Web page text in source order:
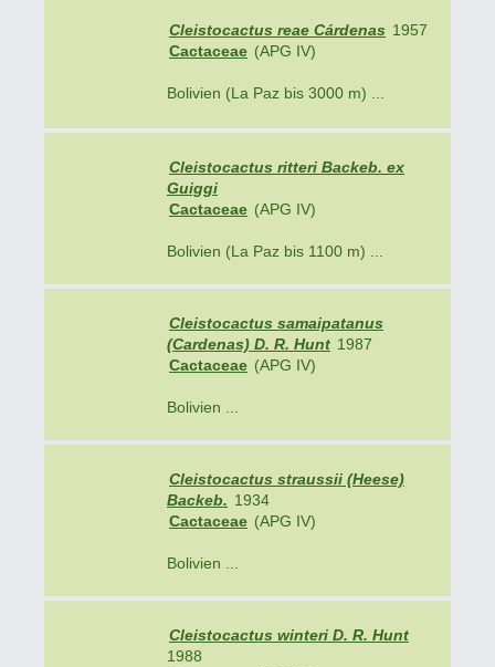
Cleistocactus reae Cárdenas 1957
Cactaceae (APG IV)
Bolivien (La Paz bis 3000 m) ...
Cleistocactus ritteri Backeb. ex
Guiggi
Cactaceae (APG IV)
Bolivien (La Paz bis 1100 m) ...
Cleistocactus samaipatanus
(Cardenas) D. R. Hunt 1987
Cactaceae (APG IV)
Bolivien ...
Cleistocactus straussii (Heese)
Backeb. 1934
Cactaceae (APG IV)
Bolivien ...
Cleistocactus winteri D. R. Hunt
1988